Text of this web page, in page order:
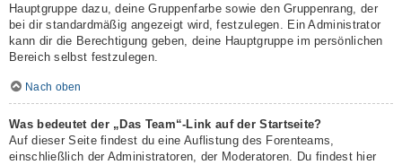
Hauptgruppe dazu, deine Gruppenfarbe sowie den Gruppenrang, der
bei dir standardmäßig angezeigt wird, festzulegen. Ein Administrator
kann dir die Berechtigung geben, deine Hauptgruppe im persönlichen
Bereich selbst festzulegen.
Nach oben
Was bedeutet der „Das Team“-Link auf der Startseite?
Auf dieser Seite findest du eine Auflistung des Forenteams,
einschließlich der Administratoren, der Moderatoren. Du findest hier